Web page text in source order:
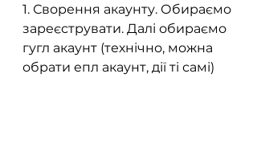
1. Сворення акаунту. Обираємо
зареєструвати. Далі обираємо
гугл акаунт (технічно, можна
обрати епл акаунт, дії ті самі)